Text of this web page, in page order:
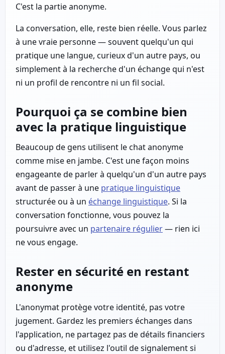
C'est la partie anonyme.
La conversation, elle, reste bien réelle. Vous parlez
à une vraie personne — souvent quelqu'un qui
pratique une langue, curieux d'un autre pays, ou
simplement à la recherche d'un échange qui n'est
ni un profil de rencontre ni un fil social.
Pourquoi ça se combine bien
avec la pratique linguistique
Beaucoup de gens utilisent le chat anonyme
comme mise en jambe. C'est une façon moins
engageante de parler à quelqu'un d'un autre pays
avant de passer à une pratique linguistique
structurée ou à un échange linguistique. Si la
conversation fonctionne, vous pouvez la
poursuivre avec un partenaire régulier— rien ici
ne vous engage.
Rester en sécurité en restant
anonyme
L'anonymat protège votre identité, pas votre
jugement. Gardez les premiers échanges dans
l'application, ne partagez pas de détails financiers
ou d'adresse, et utilisez l'outil de signalement si